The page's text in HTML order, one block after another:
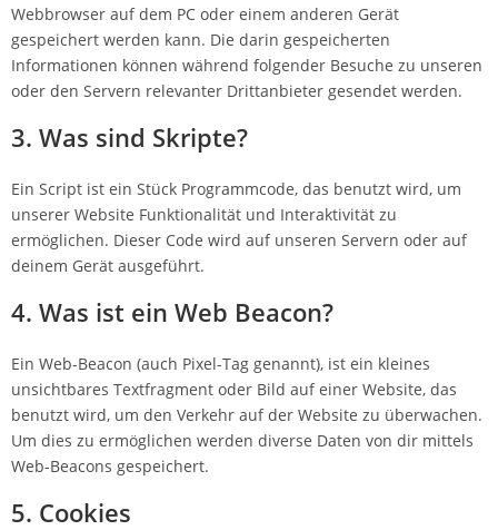
Webbrowser auf dem PC oder einem anderen Gerät
gespeichert werden kann. Die darin gespeicherten
Informationen können während folgender Besuche zu unseren
oder den Servern relevanter Drittanbieter gesendet werden.
3. Was sind Skripte?
Ein Script ist ein Stück Programmcode, das benutzt wird, um
unserer Website Funktionalität und Interaktivität zu
ermöglichen. Dieser Code wird auf unseren Servern oder auf
deinem Gerät ausgeführt.
4. Was ist ein Web Beacon?
Ein Web-Beacon (auch Pixel-Tag genannt), ist ein kleines
unsichtbares Textfragment oder Bild auf einer Website, das
benutzt wird, um den Verkehr auf der Website zu überwachen.
Um dies zu ermöglichen werden diverse Daten von dir mittels
Web-Beacons gespeichert.
5. Cookies